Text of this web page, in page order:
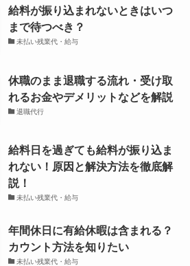
給料が振り込まれないときはいつ
まで待つべき？
未払い残業代・給与
休職のまま退職する流れ・受け取
れるお金やデメリットなどを解説
退職代行
給料日を過ぎても給料が振り込ま
れない！原因と解決方法を徹底解
説！
未払い残業代・給与
年間休日に有給休暇は含まれる？
カウント方法を知りたい
未払い残業代・給与